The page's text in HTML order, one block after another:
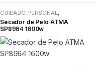
CUIDADO PERSONAL,
SECADORES de PELO
Secador de Pelo ATMA
SP8964 1600w